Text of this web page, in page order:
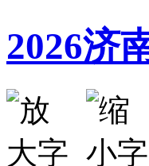
2026济